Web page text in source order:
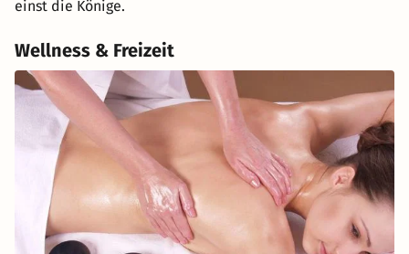
einst die Könige.
Wellness & Freizeit